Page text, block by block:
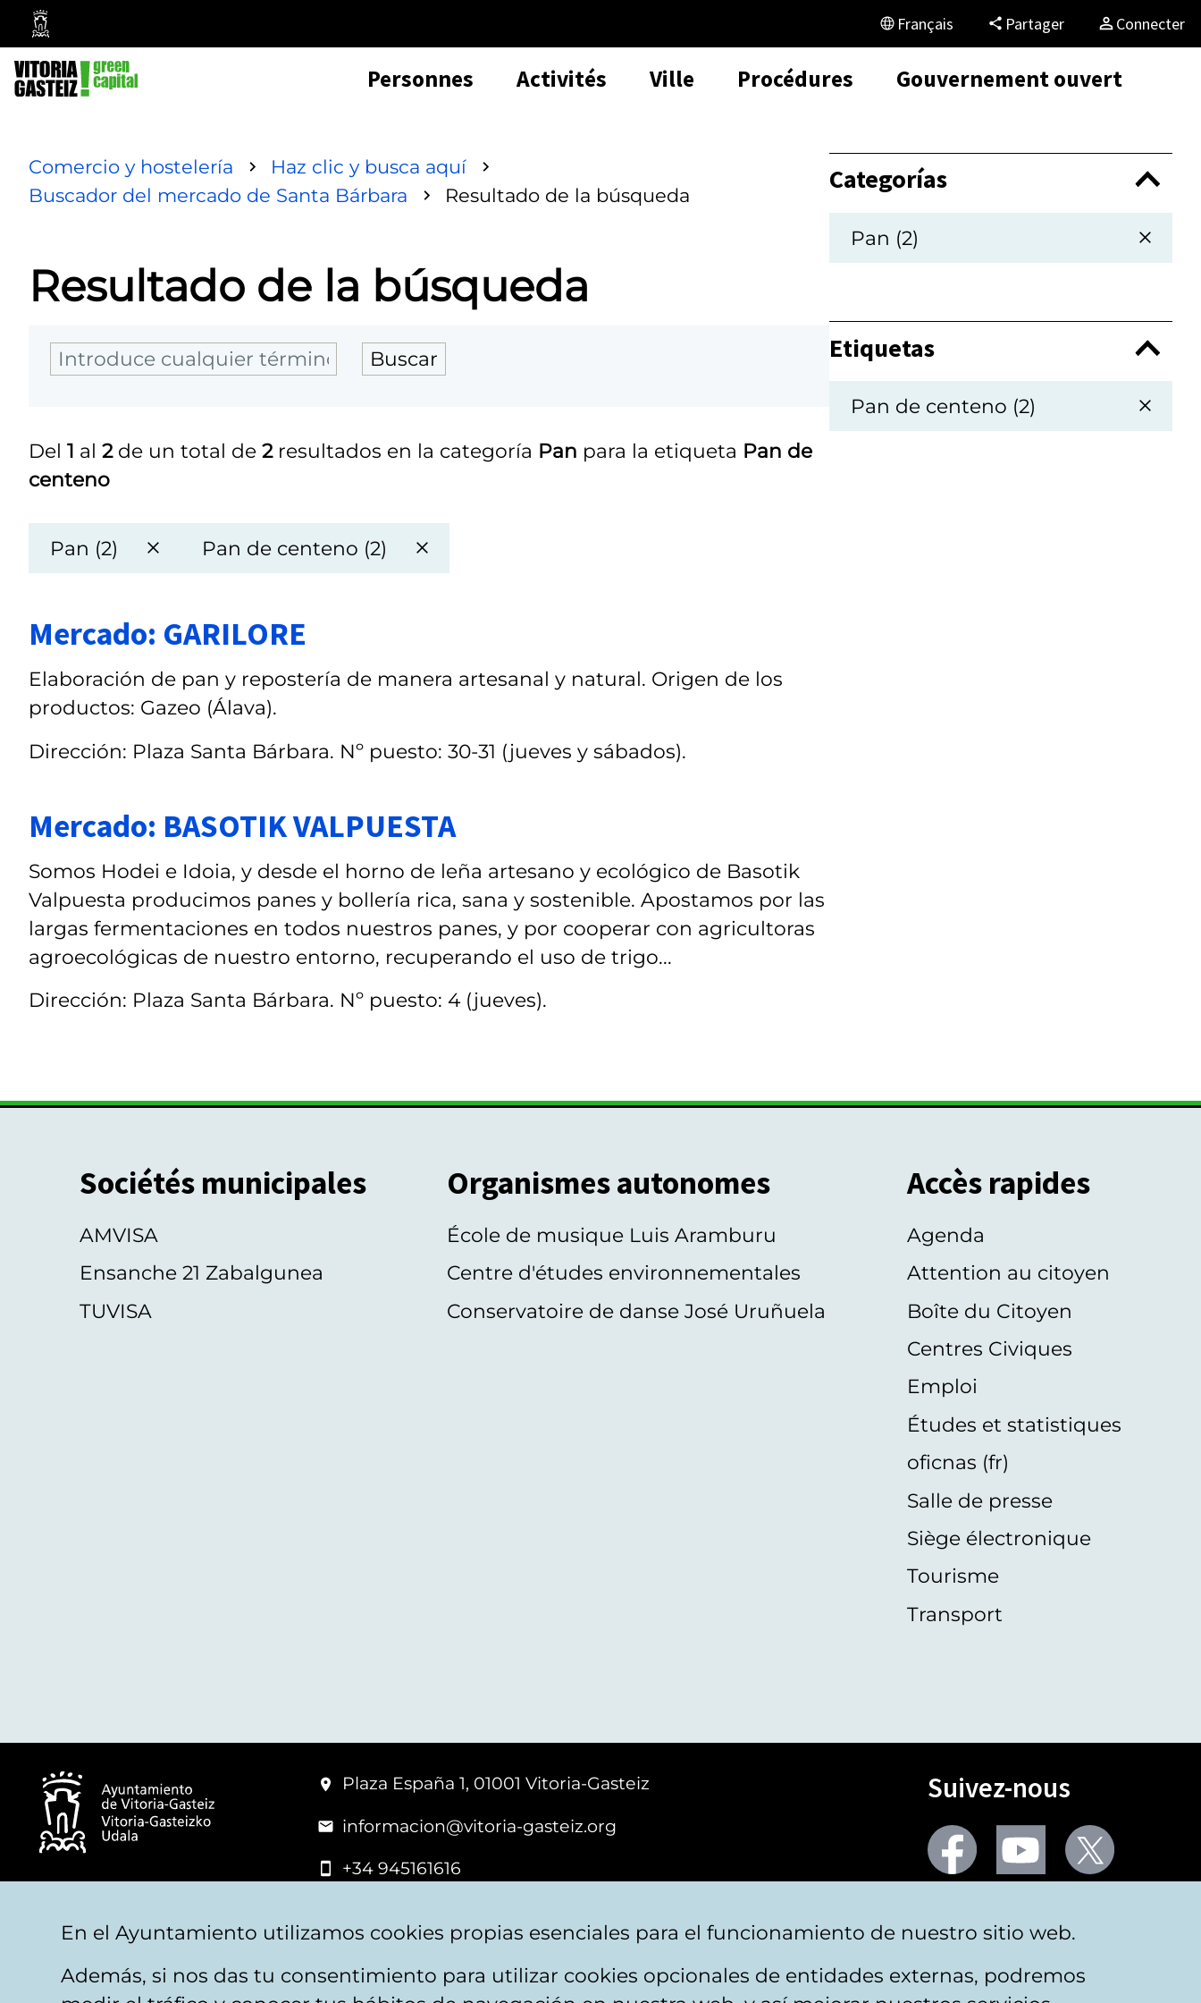
Mairie
de
Vitoria-
Gasteiz
Français Partager Connecter
Personnes Activités Ville Procédures Gouvernement ouvert
Comercio y hostelería
Haz clic y busca aquí
Buscador del mercado de Santa Bárbara
Resultado de la búsqueda
Resultado de la búsqueda
Del 1 al 2de un total de 2resultados en la categoría Pan para la etiqueta Pan de
centeno
Pan (2) Pan de centeno (2)
Mercado: GARILORE
Elaboración de pan y repostería de manera artesanal y natural. Origen de los
productos: Gazeo (Álava).
Dirección: Plaza Santa Bárbara. Nº puesto: 30-31 (jueves y sábados).
Mercado: BASOTIK VALPUESTA
Somos Hodei e Idoia, y desde el horno de leña artesano y ecológico de Basotik
Valpuesta producimos panes y bollería rica, sana y sostenible. Apostamos por las
largas fermentaciones en todos nuestros panes, y por cooperar con agricultoras
agroecológicas de nuestro entorno, recuperando el uso de trigo...
Dirección: Plaza Santa Bárbara. Nº puesto: 4 (jueves).
Categorías
Pan (2)
Etiquetas
Pan de centeno (2)
Sociétés municipales
AMVISA
Ensanche 21 Zabalgunea
TUVISA
Organismes autonomes
École de musique Luis Aramburu
Centre d'études environnementales
Conservatoire de danse José Uruñuela
Accès rapides
Agenda
Attention au citoyen
Boîte du Citoyen
Centres Civiques
Emploi
Études et statistiques
oficnas (fr)
Salle de presse
Siège électronique
Tourisme
Transport
Plaza España 1, 01001 Vitoria-Gasteiz
informacion@vitoria-gasteiz.org
+34 945161616
Suivez-nous
Facebook Youtube
Mentions légalesConfidentialité Politica de cookies Plan du site Accessibilité Contact
En el Ayuntamiento utilizamos cookies propias esenciales para el funcionamiento de nuestro sitio web.
Además, si nos das tu consentimiento para utilizar cookies opcionales de entidades externas, podremos